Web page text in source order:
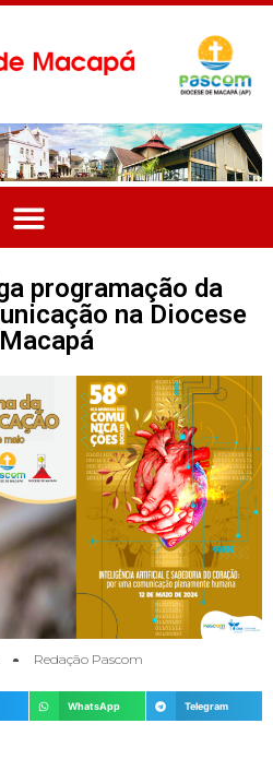
programação da
na Diocese
Redação Pascom
WhatsApp Telegram